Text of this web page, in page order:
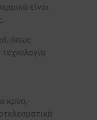
είναι
όπως
κρύο,